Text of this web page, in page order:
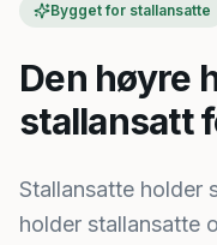
Bygget for stallansatte
Den høyre
stallansatt
Stallansatte holder
holder stallansatte